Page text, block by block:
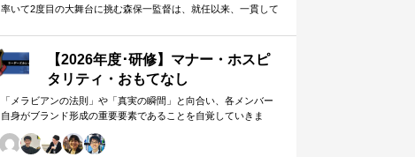
①
率いて2度目の大舞台に挑む森保一監督は、就任以来、一貫して
【2026年度･研修】マナー・ホスピ
タリティ・おもてなし
「メラビアンの法則」や「真実の瞬間」と向合い、各メンバー
自身がブランド形成の重要要素であることを自覚していきま
ナー」「サービス」「ホスピタリティ」「おもてなし」の違い